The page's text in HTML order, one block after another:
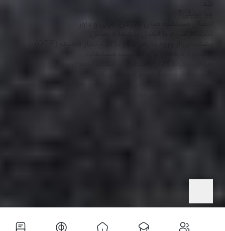
اتصال مستقیم میان بازیکن، مربی و داور
پشتیبانی از ورود با رمز عبور یا کد یک‌بار مصرف (OTP)
هرگونه کپی‌برداری و استفاده بدون اجازه کتبی پیگرد قانونی